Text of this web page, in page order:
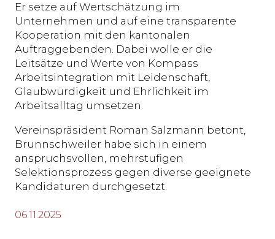
Er setze auf Wertschätzung im
Unternehmen und auf eine transparente
Kooperation mit den kantonalen
Auftraggebenden. Dabei wolle er die
Leitsätze und Werte von Kompass
Arbeitsintegration mit Leidenschaft,
Glaubwürdigkeit und Ehrlichkeit im
Arbeitsalltag umsetzen.
Vereinspräsident Roman Salzmann betont,
Brunnschweiler habe sich in einem
anspruchsvollen, mehrstufigen
Selektionsprozess gegen diverse geeignete
Kandidaturen durchgesetzt.
06.11.2025